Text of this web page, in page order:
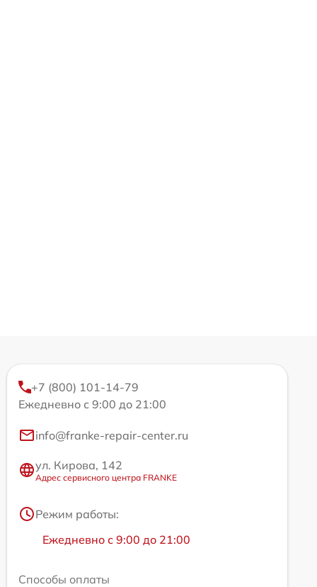
+7 (800) 101-14-79
Ежедневно с 9:00 до 21:00
info@franke-repair-center.ru
ул. Кирова, 142
Адрес сервисного центра FRANKE
Режим работы:
Ежедневно с 9:00 до 21:00
Способы оплаты